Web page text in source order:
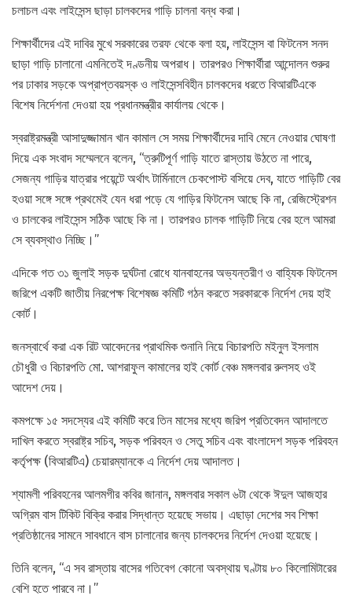
চলাচল এবং লাইসেন্স ছাড়া চালকদের গাড়ি চালনা বন্ধ করা।
শিক্ষার্থীদের এই দাবির মুখে সরকারের তরফ থেকে বলা হয়, লাইসেন্স বা ফিটনেস সনদ
ছাড়া গাড়ি চালানো এমনিতেই দণ্ডনীয় অপরাধ। তারপরও শিক্ষার্থীরা আন্দোলন শুরুর
পর ঢাকার সড়কে অপ্রাপ্তবয়স্ক ও লাইসেন্সবিহীন চালকদের ধরতে বিআরটিএকে
বিশেষ নির্দেশনা দেওয়া হয় প্রধানমন্ত্রীর কার্যালয় থেকে।
স্বরাষ্ট্রমন্ত্রী আসাদুজ্জামান খান কামাল সে সময় শিক্ষার্থীদের দাবি মেনে নেওয়ার ঘোষণা
দিয়ে এক সংবাদ সম্মেলনে বলেন, “ত্রুটিপূর্ণ গাড়ি যাতে রাস্তায় উঠতে না পারে,
সেজন্য গাড়ির যাত্রার পয়েন্টে অর্থাৎ টার্মিনালে চেকপোস্ট বসিয়ে দেব, যাতে গাড়িটি বের
হওয়া সঙ্গে সঙ্গে প্রথমেই যেন ধরা পড়ে যে গাড়ির ফিটনেস আছে কি না, রেজিস্ট্রেশন
ও চালকের লাইসেন্স সঠিক আছে কি না। তারপরও চালক গাড়িটি নিয়ে বের হলে আমরা
সে ব্যবস্থাও নিচ্ছি।”
এদিকে গত ৩১ জুলাই সড়ক দুর্ঘটনা রোধে যানবাহনের অভ্যন্তরীণ ও বাহ্যিক ফিটনেস
জরিপে একটি জাতীয় নিরপেক্ষ বিশেষজ্ঞ কমিটি গঠন করতে সরকারকে নির্দেশ দেয় হাই
কোর্ট।
জনস্বার্থে করা এক রিট আবেদনের প্রাথমিক শুনানি নিয়ে বিচারপতি মইনুল ইসলাম
চৌধুরী ও বিচারপতি মো. আশরাফুল কামালের হাই কোর্ট বেঞ্চ মঙ্গলবার রুলসহ ওই
আদেশ দেয়।
কমপক্ষে ১৫ সদস্যের এই কমিটি করে তিন মাসের মধ্যে জরিপ প্রতিবেদন আদালতে
দাখিল করতে স্বরাষ্ট্র সচিব, সড়ক পরিবহন ও সেতু সচিব এবং বাংলাদেশ সড়ক পরিবহন
কর্তৃপক্ষ (বিআরটিএ) চেয়ারম্যানকে এ নির্দেশ দেয় আদালত।
শ্যামলী পরিবহনের আলমগীর কবির জানান, মঙ্গলবার সকাল ৬টা থেকে ঈদুল আজহার
অগ্রিম বাস টিকিট বিক্রি করার সিদ্ধান্ত হয়েছে সভায়। এছাড়া দেশের সব শিক্ষা
প্রতিষ্ঠানের সামনে সাবধানে বাস চালানোর জন্য চালকদের নির্দেশ দেওয়া হয়েছে।
তিনি বলেন, “এ সব রাস্তায় বাসের গতিবেগ কোনো অবস্থায় ঘণ্টায় ৮০ কিলোমিটারের
বেশি হতে পারবে না।”